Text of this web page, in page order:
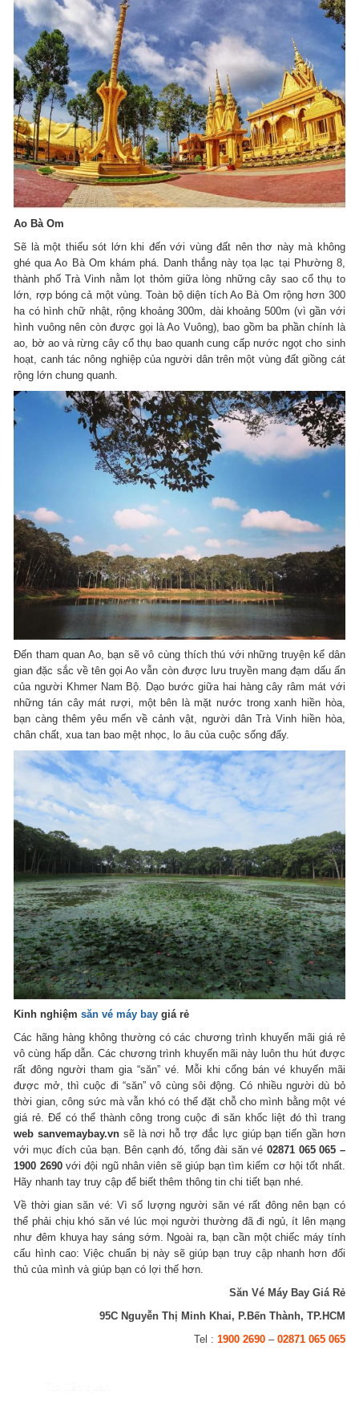
Ao Bà Om
Sẽ là một thiếu sót lớn khi đến với vùng đất nên thơ này mà không
ghé qua Ao Bà Om khám phá. Danh thắng này tọa lạc tại Phường 8,
thành phố Trà Vinh nằm lọt thỏm giữa lòng những cây sao cổ thụ to
lớn, rợp bóng cả một vùng. Toàn bộ diện tích Ao Bà Om rộng hơn 300
ha có hình chữ nhật, rộng khoảng 300m, dài khoảng 500m (vì gần với
hình vuông nên còn được gọi là Ao Vuông), bao gồm ba phần chính là
ao, bờ ao và rừng cây cổ thụ bao quanh cung cấp nước ngọt cho sinh
hoạt, canh tác nông nghiệp của người dân trên một vùng đất giồng cát
rộng lớn chung quanh.
Đến tham quan Ao, bạn sẽ vô cùng thích thú với những truyện kể dân
gian đặc sắc về tên gọi Ao vẫn còn được lưu truyền mang đạm dấu ấn
của người Khmer Nam Bộ. Dạo bước giữa hai hàng cây râm mát với
những tán cây mát rượi, một bên là mặt nước trong xanh hiền hòa,
bạn càng thêm yêu mến về cảnh vật, người dân Trà Vinh hiền hòa,
chân chất, xua tan bao mệt nhọc, lo âu của cuộc sống đấy.
Kinh nghiệmsăn vé máy bay giá rẻ
Các hãng hàng không thường có các chương trình khuyến mãi giá rẻ
vô cùng hấp dẫn. Các chương trình khuyến mãi này luôn thu hút được
rất đông người tham gia “săn” vé. Mỗi khi cổng bán vé khuyến mãi
được mở, thì cuộc đi “săn” vô cùng sôi động. Có nhiều người dù bỏ
thời gian, công sức mà vẫn khó có thể đặt chỗ cho mình bằng một vé
giá rẻ. Để có thể thành công trong cuộc đi săn khốc liệt đó thì trang
web sanvemaybay.vn sẽ là nơi hỗ trợ đắc lực giúp bạn tiến gần hơn
với mục đích của bạn. Bên cạnh đó, tổng đài săn vé02871 065 065 –
1900 2690với đội ngũ nhân viên sẽ giúp bạn tìm kiếm cơ hội tốt nhất.
Hãy nhanh tay truy cập để biết thêm thông tin chi tiết bạn nhé.
Về thời gian săn vé: Vì số lượng người săn vé rất đông nên bạn có
thể phải chịu khó săn vé lúc mọi người thường đã đi ngủ, ít lên mạng
như đêm khuya hay sáng sớm. Ngoài ra, bạn cần một chiếc máy tính
cấu hình cao: Việc chuẩn bị này sẽ giúp bạn truy cập nhanh hơn đối
thủ của mình và giúp bạn có lợi thế hơn.
Săn Vé Máy Bay Giá Rẻ
95C Nguyễn Thị Minh Khai, P.Bến Thành, TP.HCM
Tel : 1900 2690– 02871 065 065